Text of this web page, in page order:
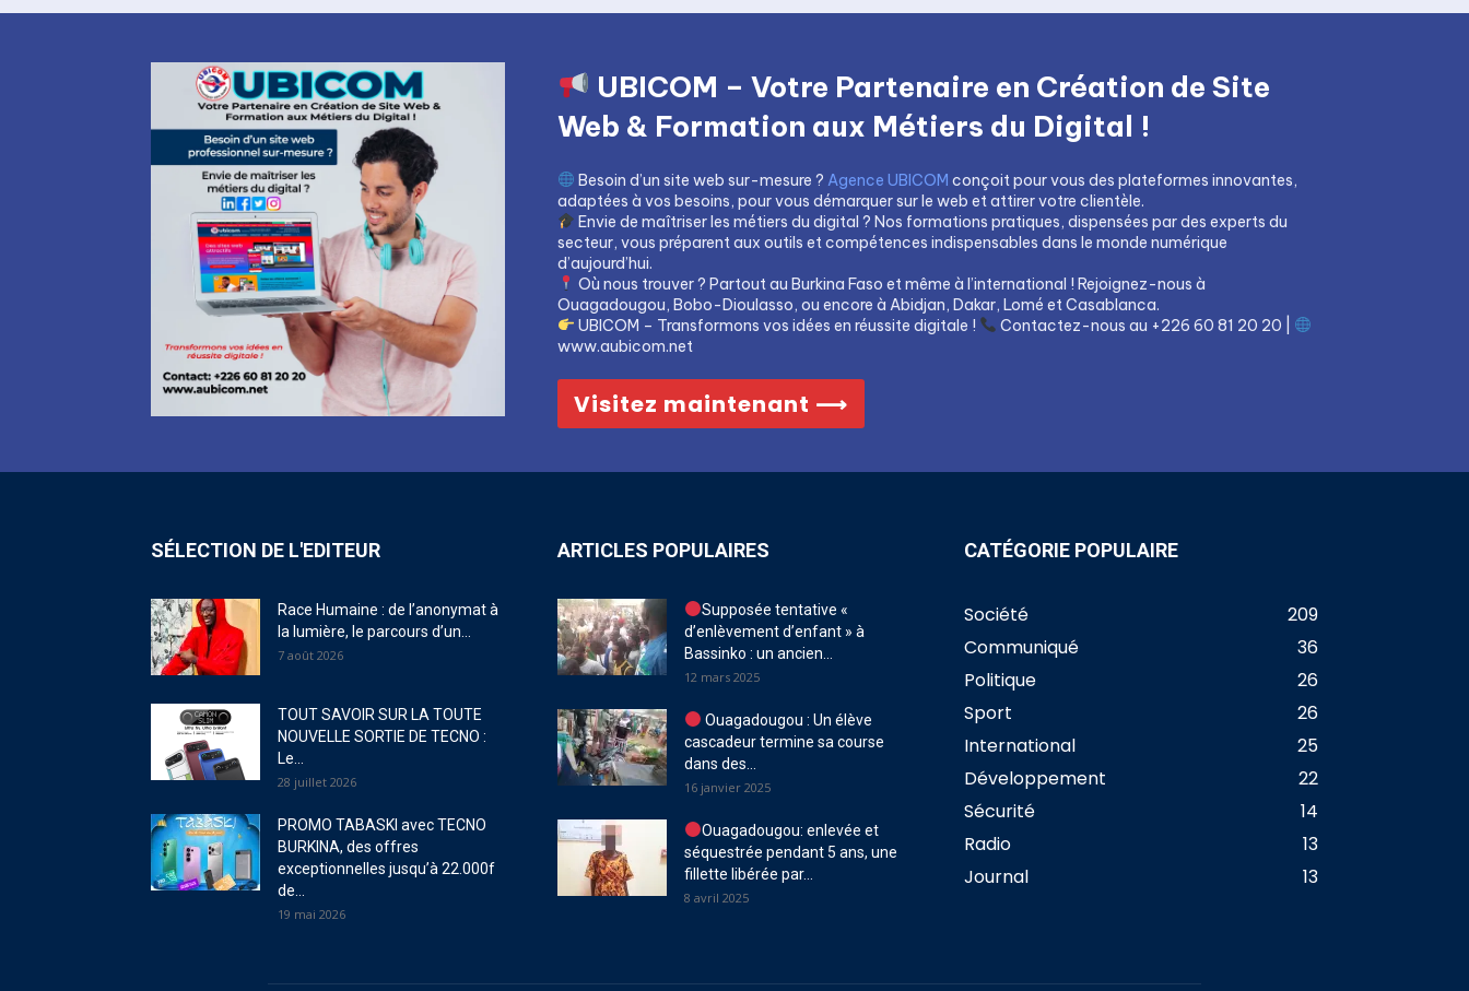
UBICOM – Votre Partenaire en Création de Site
Web & Formation aux Métiers du Digital !
Besoin d’un site web sur-mesure ? Agence UBICOM conçoit pour vous des plateformes innovantes,
adaptées à vos besoins, pour vous démarquer sur le web et attirer votre clientèle.
Envie de maîtriser les métiers du digital ? Nos formations pratiques, dispensées par des experts du
secteur, vous préparent aux outils et compétences indispensables dans le monde numérique
d’aujourd’hui.
Où nous trouver ? Partout au Burkina Faso et même à l’international ! Rejoignez-nous à
Ouagadougou, Bobo-Dioulasso, ou encore à Abidjan, Dakar, Lomé et Casablanca.
UBICOM – Transformons vos idées en réussite digitale !
Contactez-nous au +226 60 81 20 20 |
www.aubicom.net
Visitez maintenant ⟶
SÉLECTION DE L'EDITEUR
Race Humaine : de l’anonymat à
la lumière, le parcours d’un...
7 août 2026
TOUT SAVOIR SUR LA TOUTE
NOUVELLE SORTIE DE TECNO :
Le...
28 juillet 2026
PROMO TABASKI avec TECNO
BURKINA, des offres
exceptionnelles jusqu’à 22.000f
de...
19 mai 2026
ARTICLES POPULAIRES
Supposée tentative «
d’enlèvement d’enfant » à
Bassinko : un ancien...
12 mars 2025
Ouagadougou : Un élève
cascadeur termine sa course
dans des...
16 janvier 2025
Ouagadougou: enlevée et
séquestrée pendant 5 ans, une
fillette libérée par...
8 avril 2025
CATÉGORIE POPULAIRE
Société
209
Communiqué
36
Politique
26
Sport
26
International
25
Développement
22
Sécurité
14
Radio
13
Journal
13